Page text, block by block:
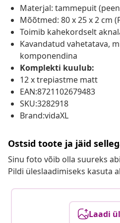
Materjal: tammepuit
Mõõtmed: 80 x 25 x 2 cm
Toimib kahekordselt
Kavandatud vahetatava,
komponendina
Komplekti kuulub:
12 x trepiastme matt
EAN:8721102679483
SKU:3282918
Brand:vidaXL
Ostsid toote ja jäid
Sinu foto võib olla suureks
Pildi üleslaadimiseks kasuta
Laadi